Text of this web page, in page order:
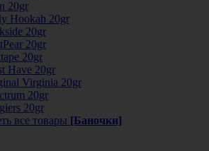
20gr
Hookah 20gr
20gr
20gr
20gr
Have 20gr
Virginia 20gr
20gr
20gr
все товары [Баночки]